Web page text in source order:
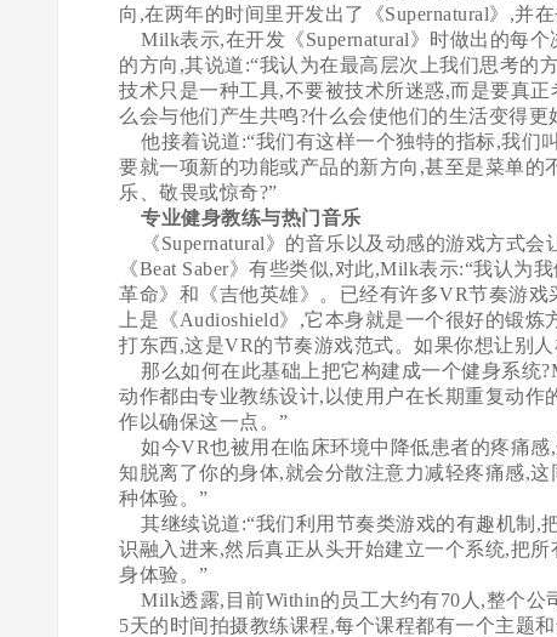
向,在两年的时间里开发出了《Supernatural》,并
Milk表示,在开发《Supernatural》时做出的每
的方向,其说道:“我认为在最高层次上我们思考的
技术只是一种工具,不要被技术所迷惑,而是要真
么会与他们产生共鸣?什么会使他们的生活变得更
他接着说道:“我们有这样一个独特的指标,我们
要就一项新的功能或产品的新方向,甚至是菜单
乐、敬畏或惊奇?”
专业健身教练与热门音乐
《Supernatural》的音乐以及动感的游戏方式
《Beat Saber》有些类似,对此,Milk表示:“我认
革命》和《吉他英雄》。已经有许多VR节奏游
上是《Audioshield》,它本身就是一个很好的锻
打东西,这是VR的节奏游戏范式。如果你想让别
那么如何在此基础上把它构建成一个健身系统
动作都由专业教练设计,以使用户在长期重复动
作以确保这一点。”
如今VR也被用在临床环境中降低患者的疼痛感
知脱离了你的身体,就会分散注意力减轻疼痛感,
种体验。”
其继续说道:“我们利用节奏类游戏的有趣机制,
识融入进来,然后真正从头开始建立一个系统,把
身体验。”
Milk透露,目前Within的员工大约有70人,整个公
5天的时间拍摄教练课程,每个课程都有一个主题